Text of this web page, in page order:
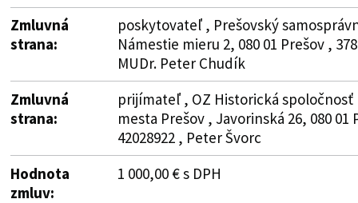
Zmluvná
strana:
poskytovateľ , Prešovský
Námestie mieru 2, 080 01 Prešov ,
MUDr. Peter Chudík
Zmluvná
strana:
prijímateľ , OZ Historická
mesta Prešov , Javorinská 26, 080 01
42028922 , Peter Švorc
Hodnota
zmluv:
1 000,00 € s DPH